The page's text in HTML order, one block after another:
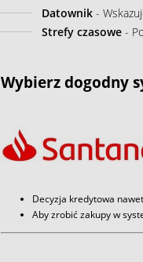
Datownik-
Strefy czasowe-
Wybierz dogodny
Decyzja kredytowa
Aby zrobić zakupy w